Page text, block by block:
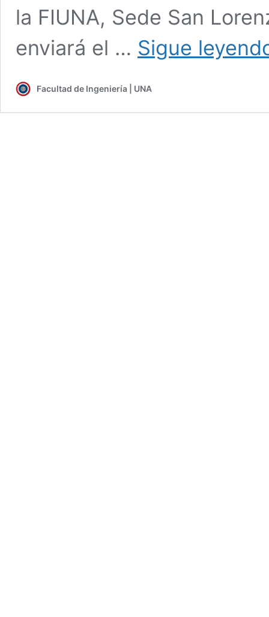
la FIUNA, Sede San
enviará el … Sigue
Facultad de Ingeniería | UNA